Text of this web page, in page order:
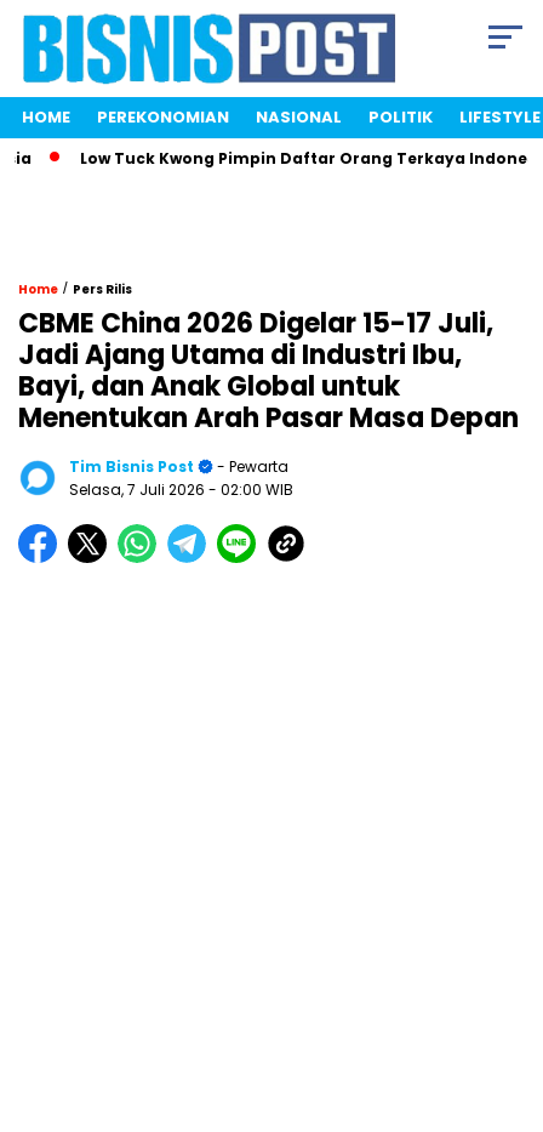
HOME PEREKONOMIAN NASIONAL POLITIK LIFESTYLE
Low Tuck Kwong Pimpin Daftar Orang Terkaya Indonesia
Home / Pers Rilis
CBME China 2026 Digelar 15-17 Juli,
Jadi Ajang Utama di Industri Ibu,
Bayi, dan Anak Global untuk
Menentukan Arah Pasar Masa Depan
Tim Bisnis Post
- Pewarta
Selasa, 7 Juli 2026 - 02:00 WIB